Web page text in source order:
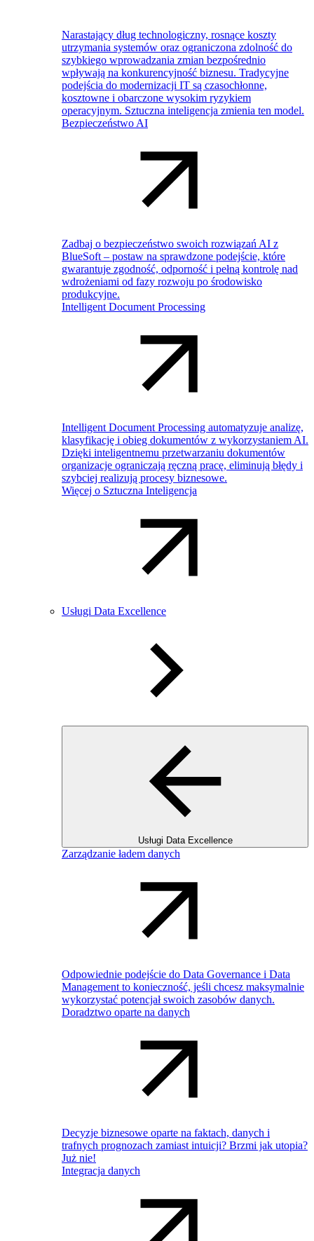
Narastający dług technologiczny, rosnące koszty
utrzymania systemów oraz ograniczona zdolność do
szybkiego wprowadzania zmian bezpośrednio
wpływają na konkurencyjność biznesu. Tradycyjne
podejścia do modernizacji IT są czasochłonne,
kosztowne i obarczone wysokim ryzykiem
operacyjnym. Sztuczna inteligencja zmienia ten model.
Bezpieczeństwo AI
Zadbaj o bezpieczeństwo swoich rozwiązań AI z
BlueSoft – postaw na sprawdzone podejście, które
gwarantuje zgodność, odporność i pełną kontrolę nad
wdrożeniami od fazy rozwoju po środowisko
produkcyjne.
Intelligent Document Processing
Intelligent Document Processing automatyzuje analizę,
klasyfikację i obieg dokumentów z wykorzystaniem AI.
Dzięki inteligentnemu przetwarzaniu dokumentów
organizacje ograniczają ręczną pracę, eliminują błędy i
szybciej realizują procesy biznesowe.
Więcej o Sztuczna Inteligencja
Usługi Data Excellence
Usługi Data Excellence
Zarządzanie ładem danych
Odpowiednie podejście do Data Governance i Data
Management to konieczność, jeśli chcesz maksymalnie
wykorzystać potencjał swoich zasobów danych.
Doradztwo oparte na danych
Decyzje biznesowe oparte na faktach, danych i
trafnych prognozach zamiast intuicji? Brzmi jak utopia?
Już nie!
Integracja danych